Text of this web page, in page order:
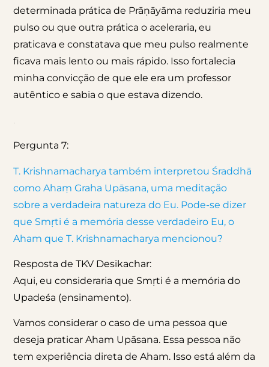
determinada prática de Prāṇāyāma reduziria meu
pulso ou que outra prática o aceleraria, eu
praticava e constatava que meu pulso realmente
ficava mais lento ou mais rápido. Isso fortalecia
minha convicção de que ele era um professor
autêntico e sabia o que estava dizendo.
.
Pergunta 7:
T. Krishnamacharya também interpretou Śraddhā
como Ahaṃ Graha Upāsana, uma meditação
sobre a verdadeira natureza do Eu. Pode-se dizer
que Smṛti é a memória desse verdadeiro Eu, o
Aham que T. Krishnamacharya mencionou?
Resposta de TKV Desikachar:
Aqui, eu consideraria que Smṛti é a memória do
Upadeśa (ensinamento).
Vamos considerar o caso de uma pessoa que
deseja praticar Aham Upāsana. Essa pessoa não
tem experiência direta de Aham. Isso está além da